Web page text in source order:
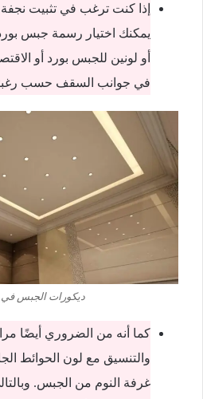
إذا كنت ترغب في تثبيت
يمكنك اختيار رسمة جبس
أو لونين للجبس بورد أو
في جوانب السقف حسب
ديكورات الجبس
كما أنه من الضروري أيضًا
والتنسيق مع لون الحوائط
غرفة النوم من الجبس.